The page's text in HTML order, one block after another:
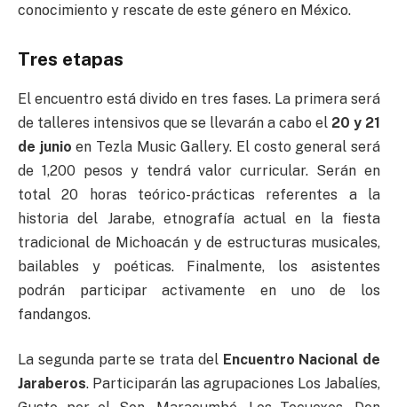
conocimiento y rescate de este género en México.
Tres etapas
El encuentro está divido en tres fases. La primera será
de talleres intensivos que se llevarán a cabo el 20 y 21
de junio en Tezla Music Gallery. El costo general será
de 1,200 pesos y tendrá valor curricular. Serán en
total 20 horas teórico-prácticas referentes a la
historia del Jarabe, etnografía actual en la fiesta
tradicional de Michoacán y de estructuras musicales,
bailables y poéticas. Finalmente, los asistentes
podrán participar activamente en uno de los
fandangos.
La segunda parte se trata del Encuentro Nacional de
Jaraberos. Participarán las agrupaciones Los Jabalíes,